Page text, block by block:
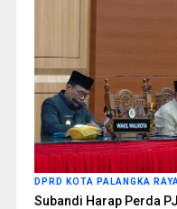
DPRD KOTA PALANGKA
Subandi Harap Perda